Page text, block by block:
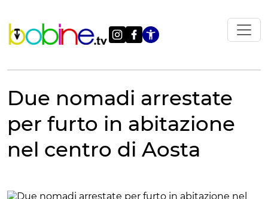
contenuto
Apri le
Due nomadi arrestate
per furto in abitazione
nel centro di Aosta